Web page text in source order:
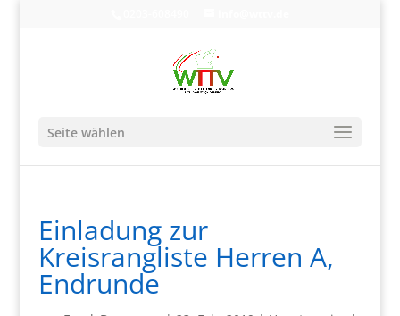
Seite wählen
Einladung zur
Kreisrangliste Herren A,
Endrunde